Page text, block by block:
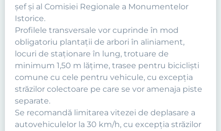
șef şi al Comisiei Regionale a Monumentelor
Istorice.
Profilele transversale vor cuprinde în mod
obligatoriu plantaţii de arbori în aliniament,
locuri de staţionare în lung, trotuare de
minimum 1,50 m lăţime, trasee pentru biciclişti
comune cu cele pentru vehicule, cu excepţia
străzilor colectoare pe care se vor amenaja piste
separate.
Se recomandă limitarea vitezei de deplasare a
autovehiculelor la 30 km/h, cu excepţia străzilor